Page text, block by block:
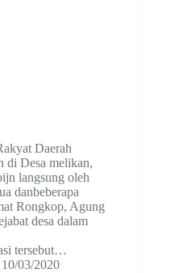
Daerah
di Desa melikan,
langsung oleh
danbeberapa
Rongkop, Agung
desa dalam
tersebut…
10/03/2020